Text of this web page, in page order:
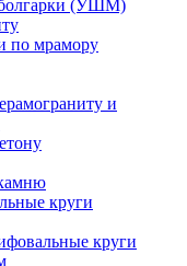
(УШМ)
по мрамору
и
круги
круги